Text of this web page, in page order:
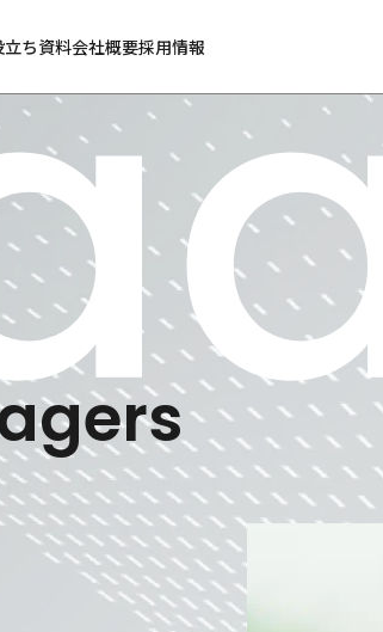
立ち資料会社概要採用情報